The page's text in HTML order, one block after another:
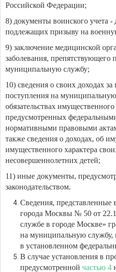
Российской Федерации;
8) документы воинского учета
подлежащих призыву на
9) заключение медицинской
заболевания, препятствующего
муниципальную службу;
10) сведения о своих доходах
поступления на
обязательствах
предусмотренных
нормативными правовыми
также сведения о доходах, об
имущественного характера
несовершеннолетних детей;
11) иные документы,
законодательством.
Сведения, представленные
города Москвы № 50 от
службе в городе Москве»
на муниципальную службу,
в установленном
В случае установления в
предусмотренной частью 4